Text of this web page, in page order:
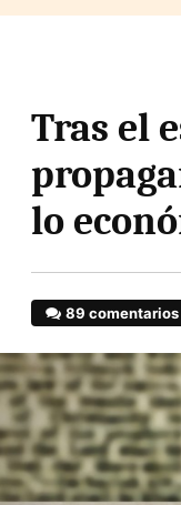
Tras el
lo
89 comentarios